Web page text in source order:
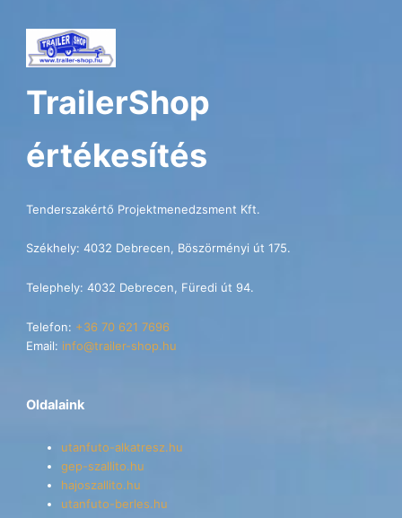
TrailerShop
értékesítés
Tenderszakértő Projektmenedzsment Kft.
Székhely: 4032 Debrecen, Böszörményi út 175.
Telephely: 4032 Debrecen, Füredi út 94.
Telefon: +36 70 621 7696
Email: info@trailer-shop.hu
Oldalaink
utanfuto-alkatresz.hu
gep-szallito.hu
hajoszallito.hu
utanfuto-berles.hu